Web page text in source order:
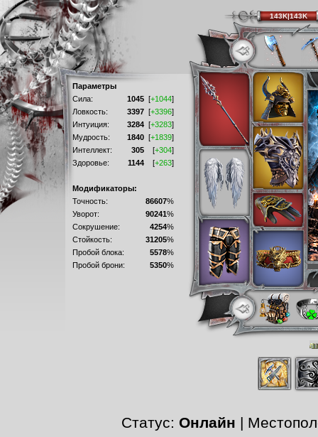
Параметры
Сила:
1045 [+1044]
Ловкость:
3397 [+3396]
Интуиция:
3284 [+3283]
Мудрость:
1840 [+1839]
Интеллект:
305 [+304]
Здоровье:
1144 [+263]
Модификаторы:
Точность:
86607%
Уворот:
90241%
Сокрушение:
4254%
Стойкость:
31205%
Пробой блока:
5578%
Пробой брони:
5350%
Статус: Онлайн |
143K|143K